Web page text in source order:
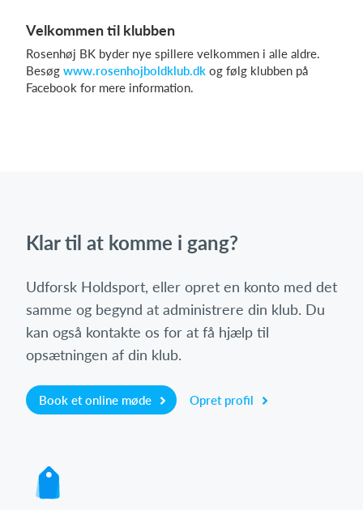
Velkommen til klubben
Rosenhøj BK byder nye spillere velkommen i alle aldre.
Besøg www.rosenhojboldklub.dk og følg klubben på
Facebook for mere information.
Klar til at komme i gang?
Udforsk Holdsport, eller opret en konto med det
samme og begynd at administrere din klub. Du
kan også kontakte os for at få hjælp til
opsætningen af din klub.
Book et online møde Opret profil